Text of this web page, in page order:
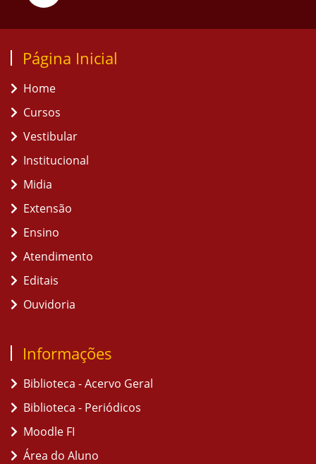
Página Inicial
Home
Cursos
Vestibular
Institucional
Midia
Extensão
Ensino
Atendimento
Editais
Ouvidoria
Informações
Biblioteca - Acervo Geral
Biblioteca - Periódicos
Moodle FI
Área do Aluno